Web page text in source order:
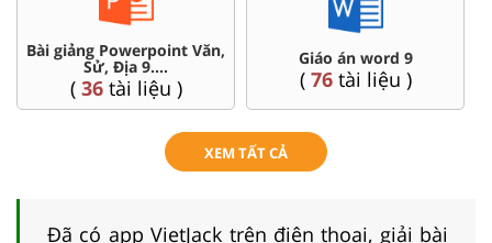
Bài giảng Powerpoint Văn,
Sử, Địa 9....
( 36tài liệu )
Giáo án word 9
( 76tài liệu )
XEM TẤT CẢ
Đã có app VietJack trên điện thoại, giải bài